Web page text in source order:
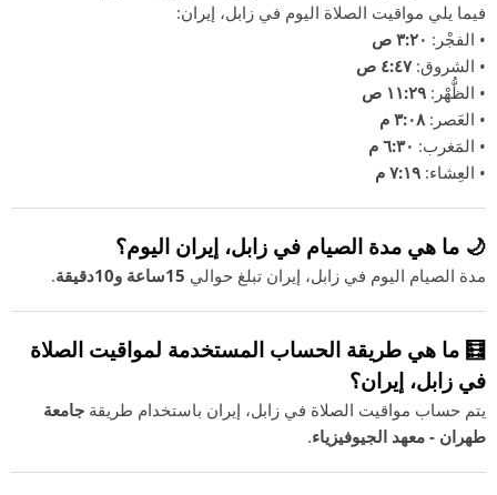
فيما يلي مواقيت الصلاة اليوم في زابل، إيران:
• الفجْر: ٣:٢٠ ص
• الشروق:٤:٤٧ ص
• الظُّهْر: ١١:٢٩ ص
• العَصر:٣:٠٨ م
• المَغرب: ٦:٣٠ م
• العِشاء: ٧:١٩ م
🌙 ما هي مدة الصيام في زابل، إيران اليوم؟
مدة الصيام اليوم في زابل، إيران تبلغ حوالي 15ساعة و10دقيقة .
🧮 ما هي طريقة الحساب المستخدمة لمواقيت الصلاة
في زابل، إيران؟
يتم حساب مواقيت الصلاة في زابل، إيران باستخدام طريقة جامعة
طهران - معهد الجيوفيزياء.